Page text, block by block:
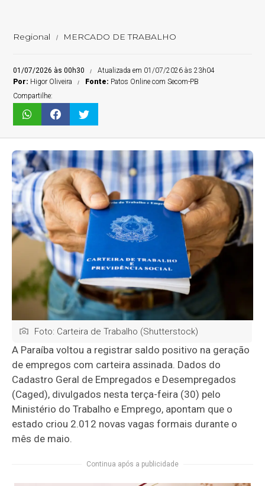
Regional MERCADO DE TRABALHO
01/07/2026 às 00h30
Atualizada em 01/07/2026 às 23h04
Por: Higor Oliveira Fonte: Patos Online com Secom-PB
Compartilhe:
Foto: Carteira de Trabalho (Shutterstock)
A Paraíba voltou a registrar saldo positivo na geração
de empregos com carteira assinada. Dados do
Cadastro Geral de Empregados e Desempregados
(Caged), divulgados nesta terça-feira (30) pelo
Ministério do Trabalho e Emprego, apontam que o
estado criou 2.012 novas vagas formais durante o
mês de maio.
Continua após a publicidade